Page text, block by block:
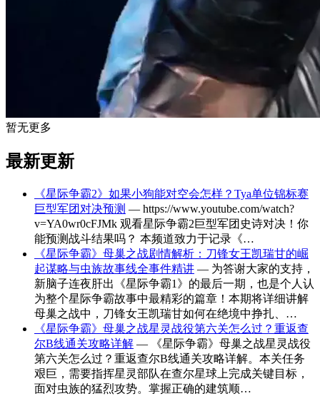
暂无更多
最新更新
《星际争霸2》如果小狗能对空会怎样？Tya单位锦标赛
巨型军团对决预测 — https://www.youtube.com/watch?
v=YA0wr0cFJMk 观看星际争霸2巨型军团史诗对决！你
能预测战斗结果吗？ 本频道致力于记录《…
《星际争霸》母巢之战剧情解析：刀锋女王凯瑞甘的崛
起谋略与虫族故事线全事件精讲 — 为答谢大家的支持，
新脑子连夜肝出《星际争霸1》的最后一期，也是个人认
为整个星际争霸故事中最精彩的篇章！本期将详细讲解
母巢之战中，刀锋女王凯瑞甘如何在绝境中挣扎、…
《星际争霸》母巢之战星灵战役第六关怎么过？重返查
尔B线通关攻略详解 — 《星际争霸》母巢之战星灵战役
第六关怎么过？重返查尔B线通关攻略详解。本关任务
艰巨，需要指挥星灵部队在查尔星球上完成关键目标，
面对虫族的猛烈攻势。掌握正确的建筑顺…